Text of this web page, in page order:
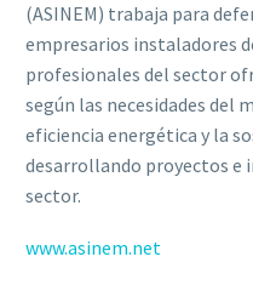
(ASINEM) trabaja para
empresarios instaladores
profesionales del sector
según las necesidades del
eficiencia energética y la
desarrollando proyectos e
sector.
www.asinem.net